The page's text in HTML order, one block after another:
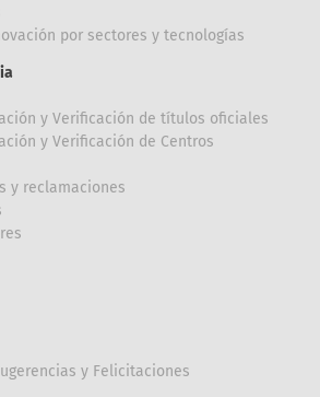
por sectores y tecnologías
y Verificación de títulos oficiales
y Verificación de Centros
y reclamaciones
y Felicitaciones